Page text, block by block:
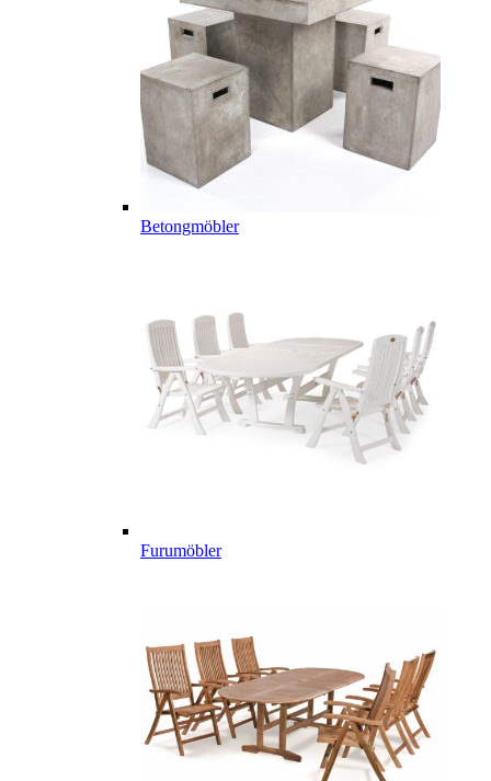
Betongmöbler
Furumöbler